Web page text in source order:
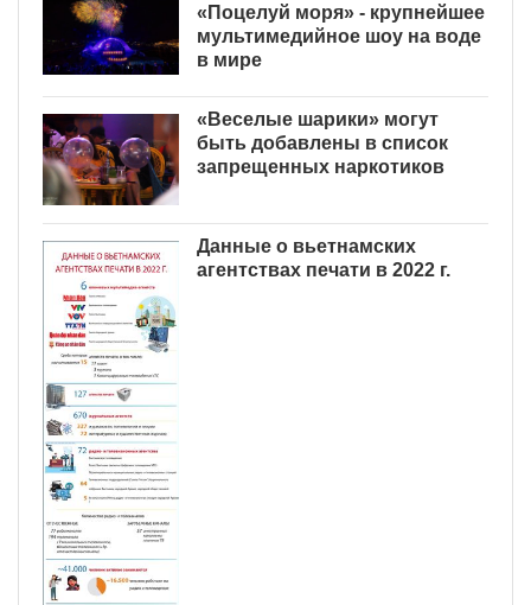
«Поцелуй моря» - крупнейшее
мультимедийное шоу на воде
в мире
«Веселые шарики» могут
быть добавлены в список
запрещенных наркотиков
Данные о вьетнамских
агентствах печати в 2022 г.